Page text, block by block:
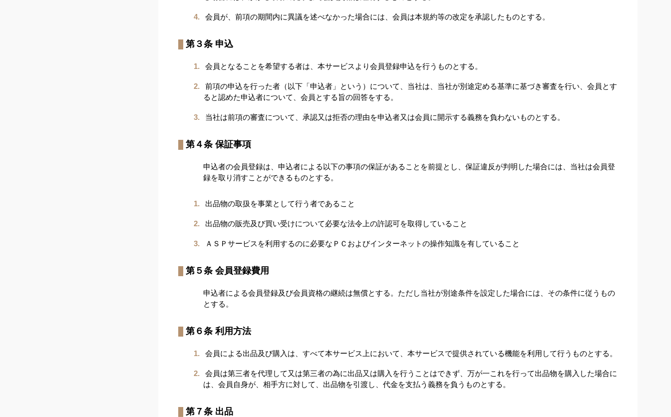
会員が、前項の期間内に異議を述べなかった場合には、会員は本規約等の改定を承認したものとする。
第３条 申込
会員となることを希望する者は、本サービスより会員登録申込を行うものとする。
前項の申込を行った者（以下「申込者」という）について、当社は、当社が別途定める基準に基づき審査を行い、会員とす
ると認めた申込者について、会員とする旨の回答をする。
当社は前項の審査について、承認又は拒否の理由を申込者又は会員に開示する義務を負わないものとする。
第４条 保証事項
申込者の会員登録は、申込者による以下の事項の保証があることを前提とし、保証違反が判明した場合には、当社は会員登
録を取り消すことができるものとする。
出品物の取扱を事業として行う者であること
出品物の販売及び買い受けについて必要な法令上の許認可を取得していること
ＡＳＰサービスを利用するのに必要なＰＣおよびインターネットの操作知識を有していること
第５条 会員登録費用
申込者による会員登録及び会員資格の継続は無償とする。ただし当社が別途条件を設定した場合には、その条件に従うもの
とする。
第６条 利用方法
会員による出品及び購入は、すべて本サービス上において、本サービスで提供されている機能を利用して行うものとする。
会員は第三者を代理して又は第三者の為に出品又は購入を行うことはできず、万が一これを行って出品物を購入した場合に
は、会員自身が、相手方に対して、出品物を引渡し、代金を支払う義務を負うものとする。
第７条 出品